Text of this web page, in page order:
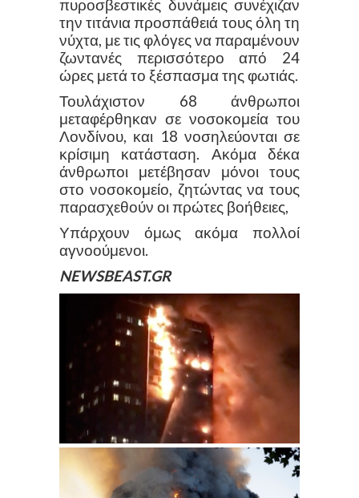
πυροσβεστικές δυνάμεις συνέχιζαν
την τιτάνια προσπάθειά τους όλη τη
νύχτα, με τις φλόγες να παραμένουν
ζωντανές περισσότερο από 24
ώρες μετά το ξέσπασμα της φωτιάς.
Τουλάχιστον 68 άνθρωποι
μεταφέρθηκαν σε νοσοκομεία του
Λονδίνου, και 18 νοσηλεύονται σε
κρίσιμη κατάσταση. Ακόμα δέκα
άνθρωποι μετέβησαν μόνοι τους
στο νοσοκομείο, ζητώντας να τους
παρασχεθούν οι πρώτες βοήθειες,
Υπάρχουν όμως ακόμα πολλοί
αγνοούμενοι.
NEWSBEAST.GR